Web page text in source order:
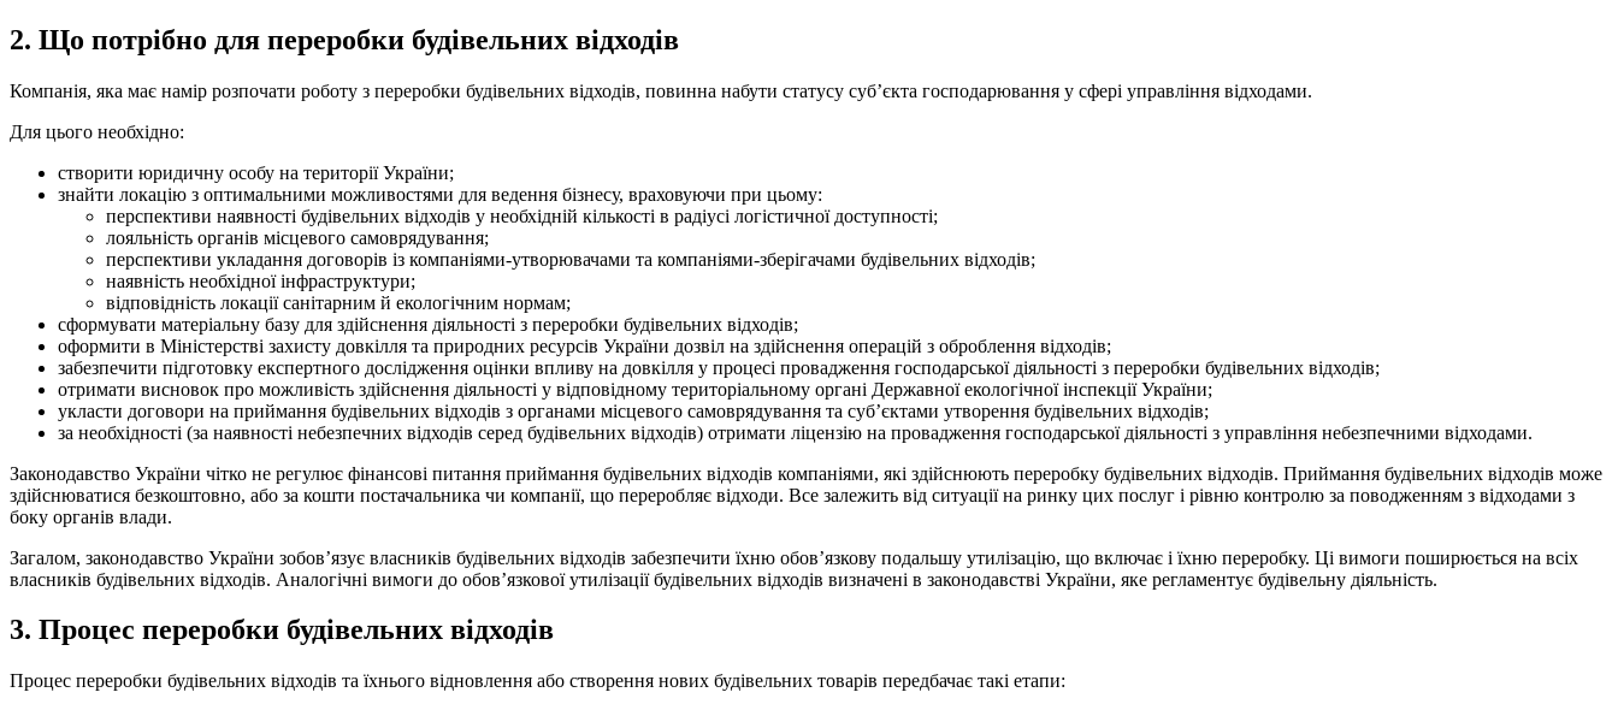
2. Що потрібно для переробки будівельних відходів
Компанія, яка має намір розпочати роботу з переробки будівельних відходів, повинна набути статусу суб’єкта господарювання у сфері управління відходами.
Для цього необхідно:
створити юридичну особу на території України;
знайти локацію з оптимальними можливостями для ведення бізнесу, враховуючи при цьому:
перспективи наявності будівельних відходів у необхідній кількості в радіусі логістичної доступності;
лояльність органів місцевого самоврядування;
перспективи укладання договорів із компаніями-утворювачами та компаніями-зберігачами будівельних відходів;
наявність необхідної інфраструктури;
відповідність локації санітарним й екологічним нормам;
сформувати матеріальну базу для здійснення діяльності з переробки будівельних відходів;
оформити в Міністерстві захисту довкілля та природних ресурсів України дозвіл на здійснення операцій з оброблення відходів;
забезпечити підготовку експертного дослідження оцінки впливу на довкілля у процесі провадження господарської діяльності з переробки будівельних відходів;
отримати висновок про можливість здійснення діяльності у відповідному територіальному органі Державної екологічної інспекції України;
укласти договори на приймання будівельних відходів з органами місцевого самоврядування та суб’єктами утворення будівельних відходів;
за необхідності (за наявності небезпечних відходів серед будівельних відходів) отримати ліцензію на провадження господарської діяльності з управління небезпечними відходами.
Законодавство України чітко не регулює фінансові питання приймання будівельних відходів компаніями, які здійснюють переробку будівельних відходів. Приймання будівельних відходів може
здійснюватися безкоштовно, або за кошти постачальника чи компанії, що переробляє відходи. Все залежить від ситуації на ринку цих послуг і рівню контролю за поводженням з відходами з
боку органів влади.
Загалом, законодавство України зобов’язує власників будівельних відходів забезпечити їхню обов’язкову подальшу утилізацію, що включає і їхню переробку. Ці вимоги поширюється на всіх
власників будівельних відходів. Аналогічні вимоги до обов’язкової утилізації будівельних відходів визначені в законодавстві України, яке регламентує будівельну діяльність.
3. Процес переробки будівельних відходів
Процес переробки будівельних відходів та їхнього відновлення або створення нових будівельних товарів передбачає такі етапи: